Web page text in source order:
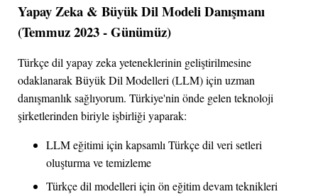
Yapay Zeka & Büyük Dil Modeli Danışmanı
(Temmuz 2023 - Günümüz)
Türkçe dil yapay zeka yeteneklerinin geliştirilmesine
odaklanarak Büyük Dil Modelleri (LLM) için uzman
danışmanlık sağlıyorum. Türkiye'nin önde gelen teknoloji
şirketlerinden biriyle işbirliği yaparak:
LLM eğitimi için kapsamlı Türkçe dil veri setleri
oluşturma ve temizleme
Türkçe dil modelleri için ön eğitim devam teknikleri